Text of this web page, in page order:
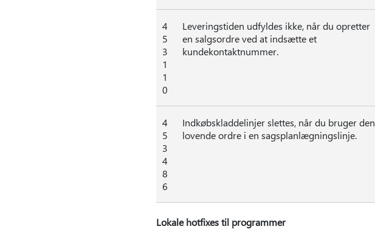
4
5
3
1
1
0
Leveringstiden udfyldes ikke, når du opretter
en salgsordre ved at indsætte et
kundekontaktnummer.
4
5
3
4
8
6
Indkøbskladdelinjer slettes, når du bruger den
lovende ordre i en sagsplanlægningslinje.
Lokale hotfixes til programmer